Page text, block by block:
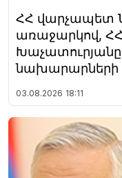
ՀՀ վարչապետ
առաջարկով,
Խաչատուրյանը
նախարարների
03.08.2026 18:11